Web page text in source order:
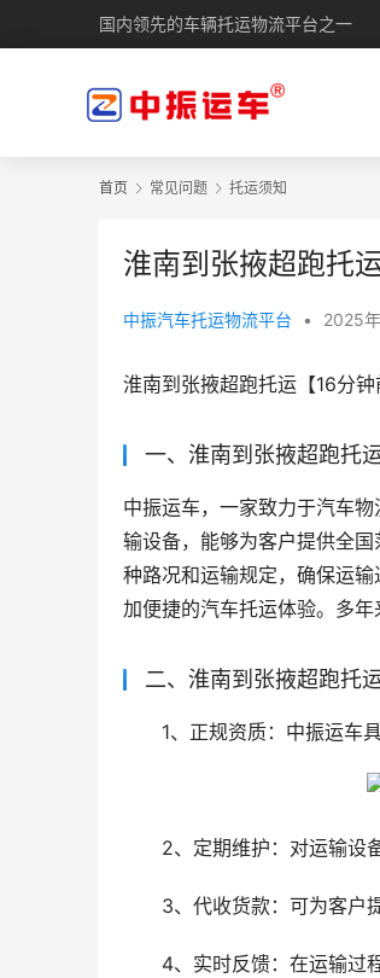
国内领先的车辆托运物流平台之一
首页 常见问题 托运须知
淮南到张掖超跑托
中振汽车托运物流平台 • 2025
淮南到张掖超跑托运【16分钟
一、淮南到张掖超跑托
中振运车，一家致力于汽车
输设备，能够为客户提供全
种路况和运输规定，确保运
加便捷的汽车托运体验。多
二、淮南到张掖超跑托
1、正规资质：中振运车
2、定期维护：对运输设
3、代收货款：可为客户
4、实时反馈：在运输过